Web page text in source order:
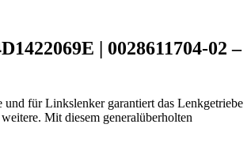
| 0028611704-02 –
für Linkslenker garantiert das Lenkgetriebe
Mit diesem generalüberholten